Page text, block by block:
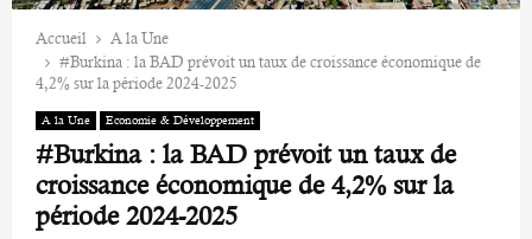
Accueil
A la Une
#Burkina : la BAD prévoit un taux de croissance économique de
4,2% sur la période 2024-2025
A la Une Economie & Développement
#Burkina : la BAD prévoit un taux de
croissance économique de 4,2% sur la
période 2024-2025